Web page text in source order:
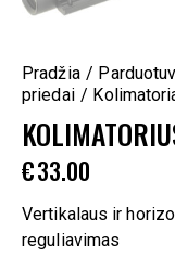
Pradžia
priedai
€33.00
Vertikalaus ir
reguliavimas